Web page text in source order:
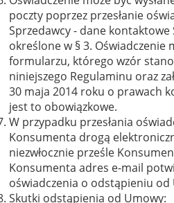
poczty poprzez przesłanie
Sprzedawcy - dane kontaktowe
określone w § 3. Oświadczenie
formularzu, którego wzór
niniejszego Regulaminu oraz
30 maja 2014 roku o prawach
jest to obowiązkowe.
W przypadku przesłania
Konsumenta drogą
niezwłocznie prześle
Konsumenta adres e-mail
oświadczenia o odstąpieniu od
Skutki odstąpienia od Umowy: